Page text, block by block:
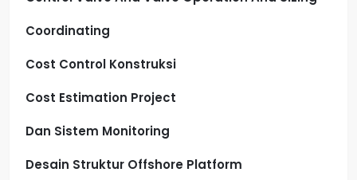
Coordinating
Cost Control Konstruksi
Cost Estimation Project
Dan Sistem Monitoring
Desain Struktur Offshore Platform